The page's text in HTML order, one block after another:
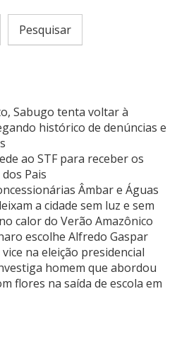
Pesquisar
Sabugo tenta voltar à
histórico de denúncias e
ao STF para receber os
Pais
Âmbar e Águas
a cidade sem luz e sem
calor do Verão Amazônico
escolhe Alfredo Gaspar
na eleição presidencial
homem que abordou
flores na saída de escola em